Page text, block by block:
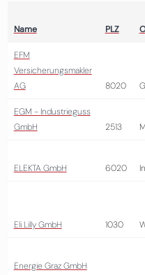
Name PLZ
EFM
Versicherungsmakler
AG
8020
EGM - Industrieguss
GmbH
2513
ELEKTA GmbH 6020
Eli Lilly GmbH 1030
Energie Graz GmbH